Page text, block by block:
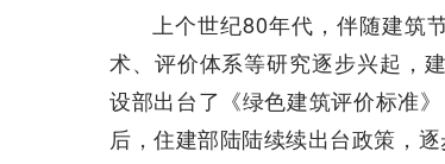
上个世纪80年代，伴随建筑
术、评价体系等研究逐步兴起，
设部出台了《绿色建筑评价标准
后，住建部陆陆续续出台政策，